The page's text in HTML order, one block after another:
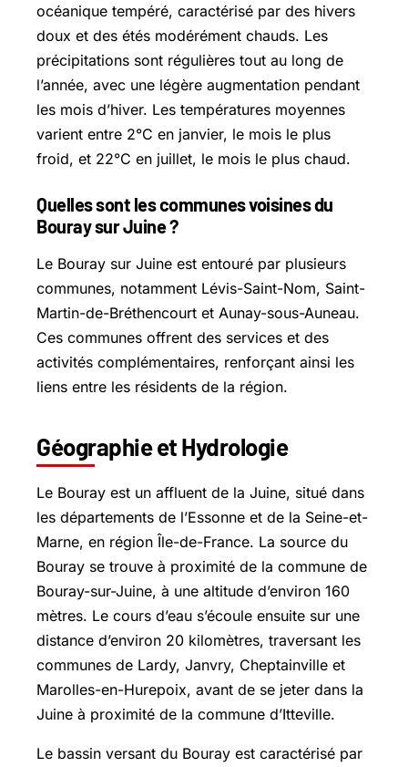
océanique tempéré, caractérisé par des hivers
doux et des étés modérément chauds. Les
précipitations sont régulières tout au long de
l’année, avec une légère augmentation pendant
les mois d’hiver. Les températures moyennes
varient entre 2°C en janvier, le mois le plus
froid, et 22°C en juillet, le mois le plus chaud.
Quelles sont les communes voisines du
Bouray sur Juine ?
Le Bouray sur Juine est entouré par plusieurs
communes, notamment Lévis-Saint-Nom, Saint-
Martin-de-Bréthencourt et Aunay-sous-Auneau.
Ces communes offrent des services et des
activités complémentaires, renforçant ainsi les
liens entre les résidents de la région.
Géographie et Hydrologie
Le Bouray est un affluent de la Juine, situé dans
les départements de l’Essonne et de la Seine-et-
Marne, en région Île-de-France. La source du
Bouray se trouve à proximité de la commune de
Bouray-sur-Juine, à une altitude d’environ 160
mètres. Le cours d’eau s’écoule ensuite sur une
distance d’environ 20 kilomètres, traversant les
communes de Lardy, Janvry, Cheptainville et
Marolles-en-Hurepoix, avant de se jeter dans la
Juine à proximité de la commune d’Itteville.
Le bassin versant du Bouray est caractérisé par